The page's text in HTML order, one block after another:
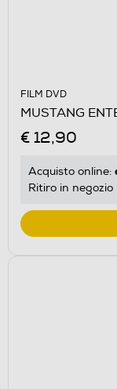
FILM DVD
MUSTANG
€ 12,90
Acquisto online:
Ritiro in